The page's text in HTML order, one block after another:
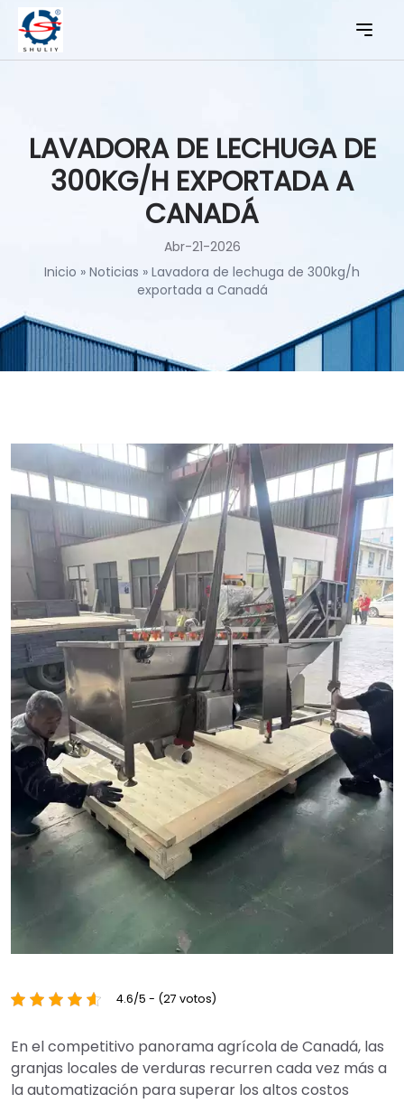
LAVADORA DE LECHUGA DE
300KG/H EXPORTADA A
CANADÁ
Abr-21-2026
Inicio » Noticias » Lavadora de lechuga de 300kg/h
exportada a Canadá
4.6/5 - (27 votos)
En el competitivo panorama agrícola de Canadá, las
granjas locales de verduras recurren cada vez más a
la automatización para superar los altos costos